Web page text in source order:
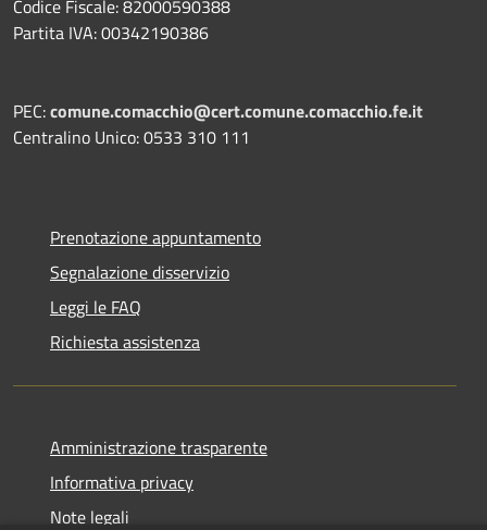
Codice Fiscale: 82000590388
Partita IVA: 00342190386
PEC:comune.comacchio@cert.comune.comacchio.fe.it
Centralino Unico: 0533 310 111
Prenotazione appuntamento
Segnalazione disservizio
Leggi le FAQ
Richiesta assistenza
Amministrazione trasparente
Informativa privacy
Note legali